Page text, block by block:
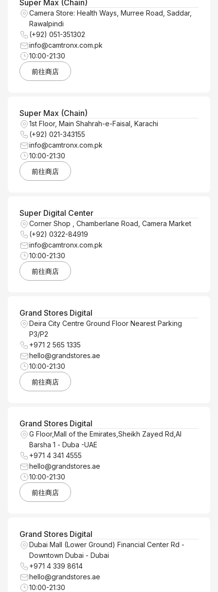
Super Max (Chain)
Camera Store: Health Ways, Murree Road, Saddar,
Rawalpindi
(+92) 051-351302
info@camtronx.com.pk
10:00-21:30
前往商店
Super Max (Chain)
1st Floor, Main Shahrah-e-Faisal, Karachi
(+92) 021-343155
info@camtronx.com.pk
10:00-21:30
前往商店
Super Digital Center
Corner Shop , Chamberlane Road, Camera Market
(+92) 0322-84919
info@camtronx.com.pk
10:00-21:30
前往商店
Grand Stores Digital
Deira City Centre Ground Floor Nearest Parking
P3/P2
+971 2 565 1335
hello@grandstores.ae
10:00-21:30
前往商店
Grand Stores Digital
G Floor,Mall of the Emirates,Sheikh Zayed Rd,Al
Barsha 1 - Duba -UAE
+971 4 341 4555
hello@grandstores.ae
10:00-21:30
前往商店
Grand Stores Digital
Dubai Mall (Lower Ground) Financial Center Rd -
Downtown Dubai - Dubai
+971 4 339 8614
hello@grandstores.ae
10:00-21:30